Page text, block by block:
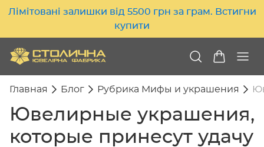
Лімітовані залишки від 5500 грн за грам. Встигни
купити
Главная Блог Рубрика Мифы и украшения
Ювелирные украшения,
которые принесут удачу